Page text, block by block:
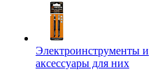
Электроинструменты и
аксессуары для них